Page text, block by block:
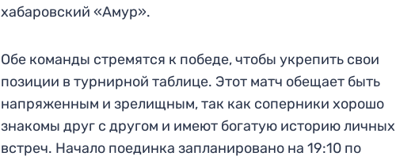
хабаровский «Амур».
Обе команды стремятся к победе, чтобы укрепить свои
позиции в турнирной таблице. Этот матч обещает быть
напряженным и зрелищным, так как соперники хорошо
знакомы друг с другом и имеют богатую историю личных
встреч. Начало поединка запланировано на 19:10 по